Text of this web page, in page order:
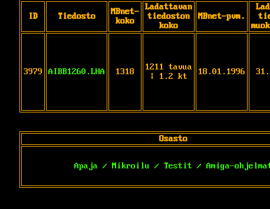
ID Tiedosto
MBnet-
koko
Ladattavan
tiedoston
koko
MBnet-pvm.
3979 AIBB1260.LHA 1318
1211 tavua
| 1.2 kt
18.01.1996
Osasto
Apaja / Mikroilu / Testit / Amiga-